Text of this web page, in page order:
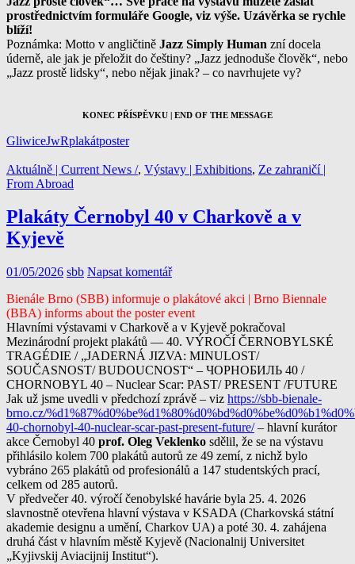
prostřednictvím formuláře Google, viz výše. Uzávěrka se rychle
blíží!
Poznámka: Motto v angličtině Jazz Simply Human zní docela
úderně, ale jak je přeložit do češtiny? „Jazz jednoduše člověk“, nebo
„Jazz prostě lidsky“, nebo nějak jinak? – co navrhujete vy?
KONEC PŘÍSPĚVKU | END OF THE MESSAGE
GliwiceJwRplakátposter
Aktuálně | Current News /, Výstavy | Exhibitions, Ze zahraničí |
From Abroad
Plakáty Černobyl 40 v Charkově a v
Kyjevě
01/05/2026 sbb Napsat komentář
Bienále Brno (SBB) informuje o plakátové akci | Brno Biennale
(BBA) informs about the poster event
Hlavními výstavami v Charkově a v Kyjevě pokračoval
Mezinárodní projekt plakátů — 40. VÝROČÍ ČERNOBYLSKÉ
TRAGÉDIE / „JADERNÁ JIZVA: MINULOST/
SOUČASNOST/ BUDOUCNOST“ – ЧОРНОБИЛЬ 40 /
CHORNOBYL 40 – Nuclear Scar: PAST/ PRESENT /FUTURE
Jak už jsme uvedli v předchozí zprávě – viz https://sbb-bienale-
brno.cz/
40-chornobyl-40-nuclear-scar-past-present-future/– hlavní kurátor
akce Černobyl 40 prof. Oleg Veklenko sdělil, že se na výstavu
přihlásilo kolem 700 plakátů autorů ze 49 zemí, z nichž bylo
vybráno 265 plakátů od profesionálů a 147 studentských prací,
celkem od 285 autorů.
V předvečer 40. výročí čenobylské havárie byla 25. 4. 2026
slavnostně otevřena hlavní výstava v KSADA (Charkovská státní
akademie designu a umění, Charkov UA) a poté 30. 4. zahájena
druhá část v hlavním městě Kyjevě (Nacionalnij Universitet
„Kyjivskij Aviacijnij Institut“).